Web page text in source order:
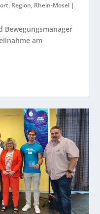
, Region, Rhein-Mosel |
Bewegungsmanager
am